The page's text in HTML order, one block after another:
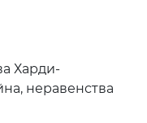
Харди-
неравенства